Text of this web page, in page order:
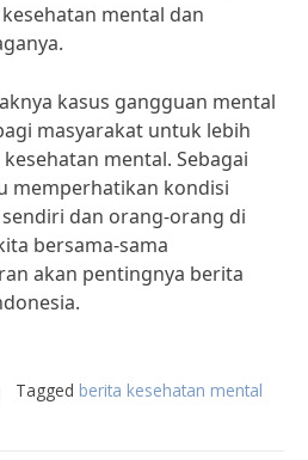
mental dan
kasus gangguan mental
masyarakat untuk lebih
mental. Sebagai
memperhatikan kondisi
dan orang-orang di
bersama-sama
akan pentingnya berita
Tagged berita kesehatan mental